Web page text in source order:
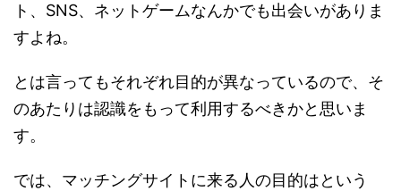
ト、SNS、ネットゲームなんかでも出会いがありま
すよね。
とは言ってもそれぞれ目的が異なっているので、そ
のあたりは認識をもって利用するべきかと思いま
す。
では、マッチングサイトに来る人の目的はという